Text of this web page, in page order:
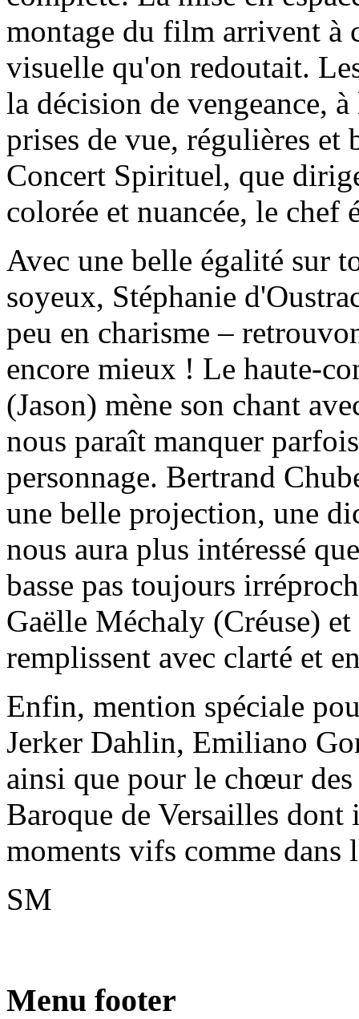
montage du film arrivent à
visuelle qu'on redoutait.
la décision de vengeance,
prises de vue, régulières et
Concert Spirituel, que
colorée et nuancée, le chef
Avec une belle égalité sur
soyeux, Stéphanie
peu en charisme –
encore mieux ! Le haute-
(Jason) mène son chant
nous paraît manquer
personnage. Bertrand
une belle projection, une
nous aura plus intéressé
basse pas toujours
Gaëlle Méchaly (Créuse)
remplissent avec clarté et
Enfin, mention spéciale
Jerker Dahlin, Emiliano
ainsi que pour le chœur
Baroque de Versailles dont
moments vifs comme dans
SM
Menu footer